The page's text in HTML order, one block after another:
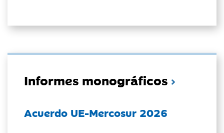
Informes monográficos
Acuerdo UE-Mercosur 2026